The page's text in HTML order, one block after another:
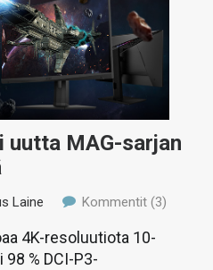
MAG-sarjan
Laine Kommentit (3)
4K-resoluutiota 10-
% DCI-P3-